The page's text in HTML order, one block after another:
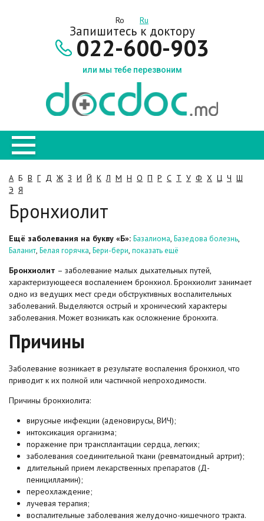
Ro Ru
Запишитесь к доктору
022-600-903
или мы тебе перезвоним
А Б В Г Д Ж З И Й К Л М Н О П Р С Т У Ф Х Ц Ч Ш
Э Я
Бронхиолит
Ещё заболевания на букву «Б»: Базалиома, Базедова болезнь,
Баланит, Белая горячка, Бери-бери, показать ещё
Бронхиолит – заболевание малых дыхательных путей,
характеризующееся воспалением бронхиол. Бронхиолит занимает
одно из ведущих мест среди обструктивных воспалительных
заболеваний. Выделяются острый и хронический характеры
заболевания. Может возникать как осложнение бронхита.
Причины
Заболевание возникает в результате воспаления бронхиол, что
приводит к их полной или частичной непроходимости.
Причины бронхиолита:
вирусные инфекции (аденовирусы, ВИЧ);
интоксикация организма;
поражение при трансплантации сердца, легких;
заболевания соединительной ткани (ревматоидный артрит);
длительный прием лекарственных препаратов (Д-
пеницилламин);
переохлаждение;
лучевая терапия;
воспалительные заболевания желудочно-кишечного тракта.